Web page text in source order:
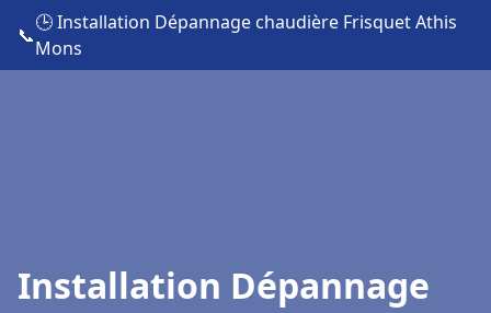
📞
🕒 Installation Dépannage chaudière Frisquet Athis
Mons
Installation Dépannage